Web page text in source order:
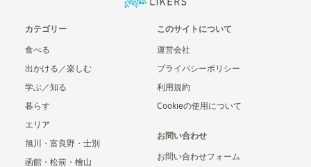
カテゴリー
食べる
出かける／楽しむ
学ぶ／知る
暮らす
エリア
旭川・富良野・士別
函館・松前・檜山
このサイトについて
運営会社
プライバシーポリシー
利用規約
Cookieの使用について
お問い合わせ
お問い合わせフォーム